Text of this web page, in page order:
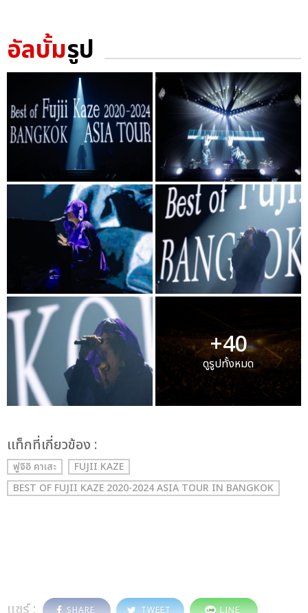
อัลบั้มรูป
+40
ดูรูปทั้งหมด
เเท็กที่เกี่ยวข้อง :
ฟูจิอิ คาเสะ
FUJII KAZE
BEST OF FUJII KAZE 2020-2024 ASIA TOUR IN BANGKOK
SHARE TWEET LINE